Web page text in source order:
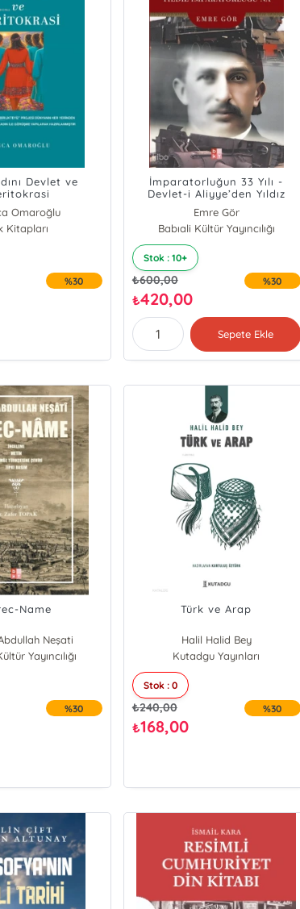
Devlet ve
Omaroğlu
Kitapları
%30
İmparatorluğun 33 Yılı -
Devlet-i Aliyye’den Yıldız
İmparatorluğu’na
Emre Gör
Babıali Kültür Yayıncılığı
Stok : 10+
₺600,00
₺420,00
%30
Sepete Ekle
Name
Neşati
Yayıncılığı
%30
Türk ve Arap
Halil Halid Bey
Kutadgu Yayınları
Stok : 0
₺240,00
₺168,00
%30